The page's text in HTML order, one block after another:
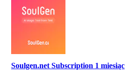
Soulgen.net Subscription 1 miesiąc